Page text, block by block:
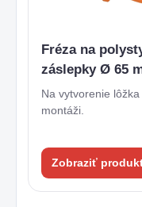
Fréza na
záslepky Ø 65
Na vytvorenie
montáži.
Zobraziť